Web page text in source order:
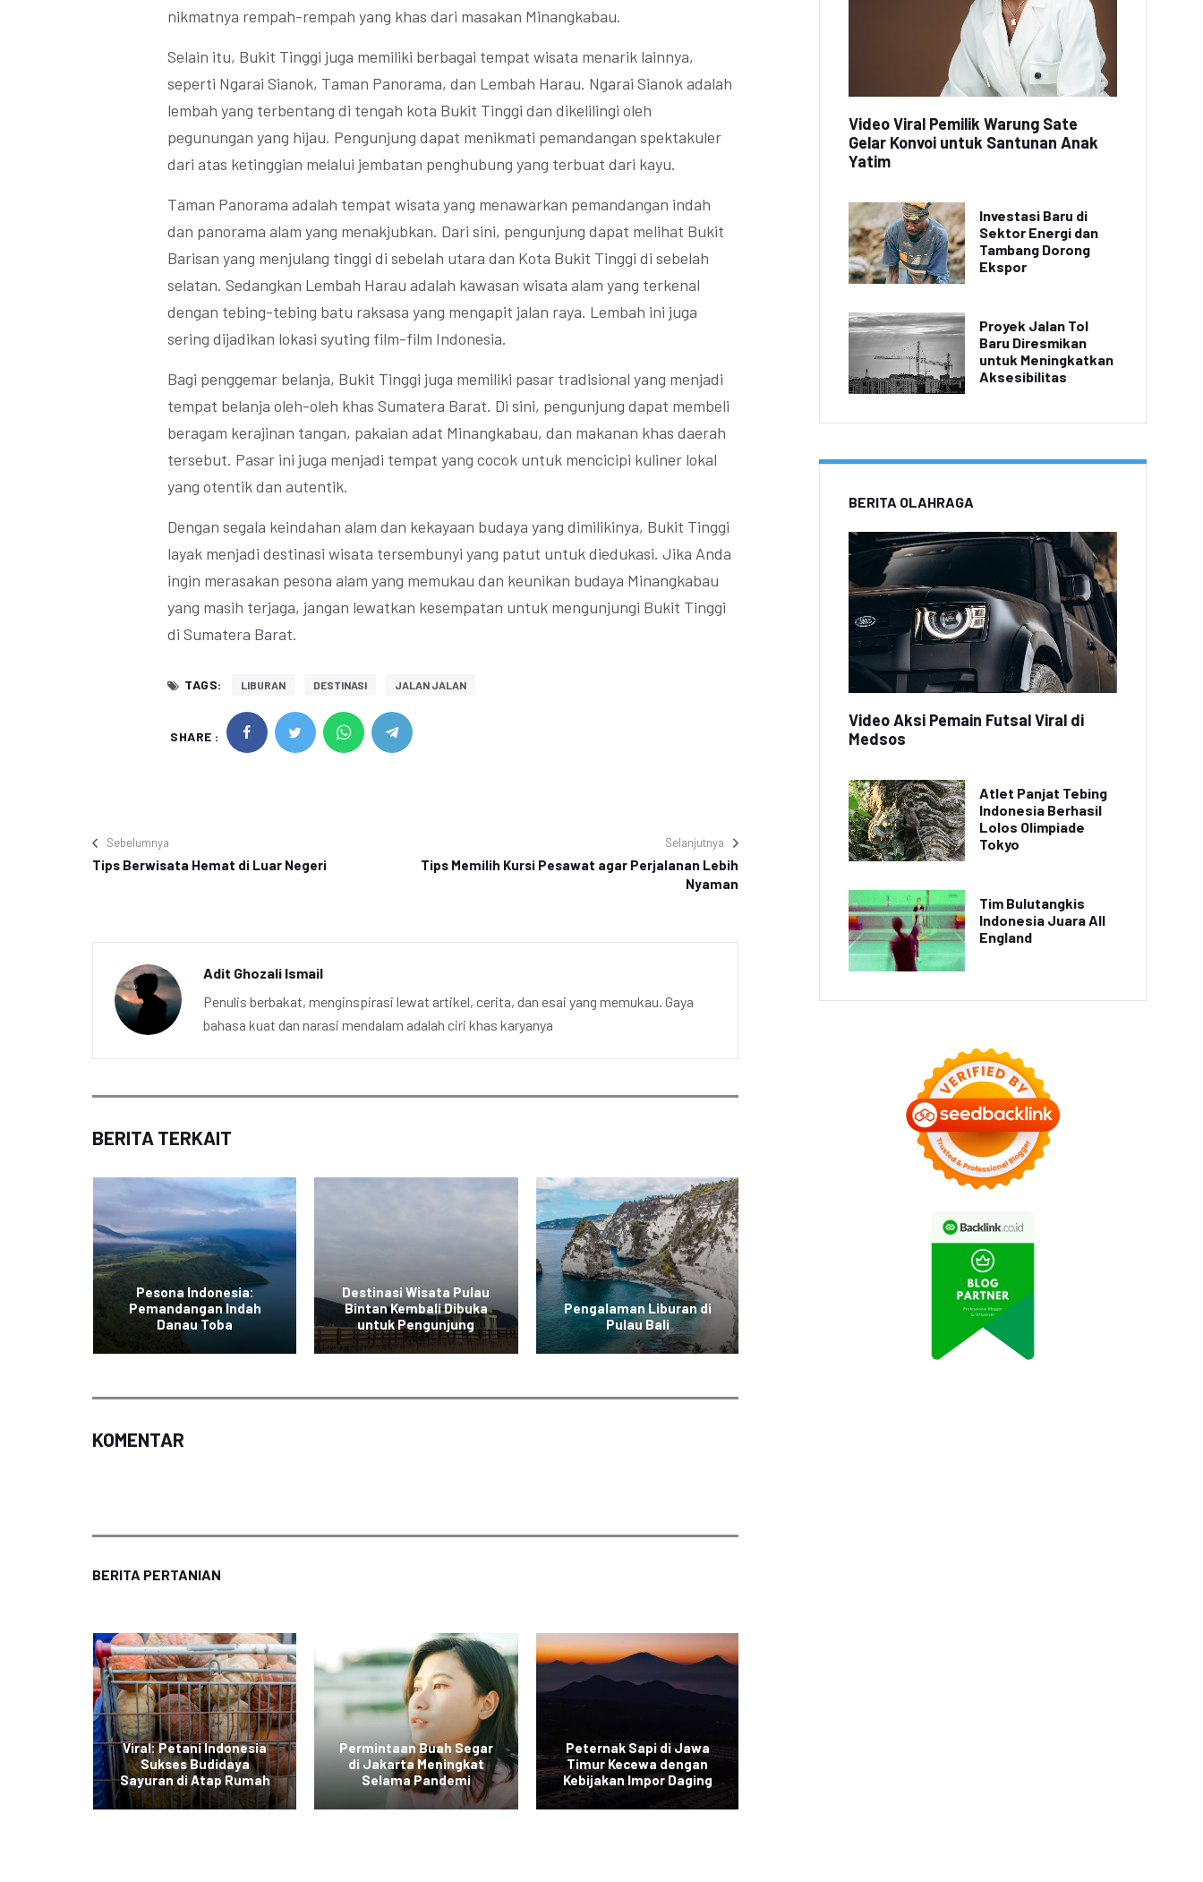
nikmatnya rempah-rempah yang khas dari masakan Minangkabau.
Selain itu, Bukit Tinggi juga memiliki berbagai tempat wisata menarik lainnya,
seperti Ngarai Sianok, Taman Panorama, dan Lembah Harau. Ngarai Sianok adalah
lembah yang terbentang di tengah kota Bukit Tinggi dan dikelilingi oleh
pegunungan yang hijau. Pengunjung dapat menikmati pemandangan spektakuler
dari atas ketinggian melalui jembatan penghubung yang terbuat dari kayu.
Taman Panorama adalah tempat wisata yang menawarkan pemandangan indah
dan panorama alam yang menakjubkan. Dari sini, pengunjung dapat melihat Bukit
Barisan yang menjulang tinggi di sebelah utara dan Kota Bukit Tinggi di sebelah
selatan. Sedangkan Lembah Harau adalah kawasan wisata alam yang terkenal
dengan tebing-tebing batu raksasa yang mengapit jalan raya. Lembah ini juga
sering dijadikan lokasi syuting film-film Indonesia.
Bagi penggemar belanja, Bukit Tinggi juga memiliki pasar tradisional yang menjadi
tempat belanja oleh-oleh khas Sumatera Barat. Di sini, pengunjung dapat membeli
beragam kerajinan tangan, pakaian adat Minangkabau, dan makanan khas daerah
tersebut. Pasar ini juga menjadi tempat yang cocok untuk mencicipi kuliner lokal
yang otentik dan autentik.
Dengan segala keindahan alam dan kekayaan budaya yang dimilikinya, Bukit Tinggi
layak menjadi destinasi wisata tersembunyi yang patut untuk diedukasi. Jika Anda
ingin merasakan pesona alam yang memukau dan keunikan budaya Minangkabau
yang masih terjaga, jangan lewatkan kesempatan untuk mengunjungi Bukit Tinggi
di Sumatera Barat.
TAGS: LIBURAN DESTINASI JALAN JALAN
SHARE :
Sebelumnya
Tips Berwisata Hemat di Luar Negeri
Selanjutnya
Tips Memilih Kursi Pesawat agar Perjalanan Lebih
Nyaman
Adit Ghozali Ismail
Penulis berbakat, menginspirasi lewat artikel, cerita, dan esai yang memukau. Gaya
bahasa kuat dan narasi mendalam adalah ciri khas karyanya
BERITA TERKAIT
Pesona Indonesia:
Pemandangan Indah
Danau Toba
Destinasi Wisata Pulau
Bintan Kembali Dibuka
untuk Pengunjung
Pengalaman Liburan di
Pulau Bali
Destinasi Wisata Pulau
Bintan Kembali Dibuka
KOMENTAR
BERITA PERTANIAN
Viral: Petani Indonesia
Sukses Budidaya
Sayuran di Atap Rumah
Permintaan Buah Segar
di Jakarta Meningkat
Selama Pandemi
Peternak Sapi di Jawa
Timur Kecewa dengan
Kebijakan Impor Daging
Video Viral Pemilik Warung Sate
Gelar Konvoi untuk Santunan Anak
Yatim
Investasi Baru di
Sektor Energi dan
Tambang Dorong
Ekspor
Proyek Jalan Tol
Baru Diresmikan
untuk Meningkatkan
Aksesibilitas
BERITA OLAHRAGA
Video Aksi Pemain Futsal Viral di
Medsos
Atlet Panjat Tebing
Indonesia Berhasil
Lolos Olimpiade
Tokyo
Tim Bulutangkis
Indonesia Juara All
England